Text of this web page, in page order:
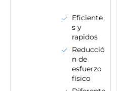
Eficiente
s y
rapidos
Reducció
n de
esfuerzo
físico